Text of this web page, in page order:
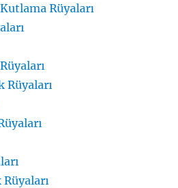
Rüyaları
Rüyaları